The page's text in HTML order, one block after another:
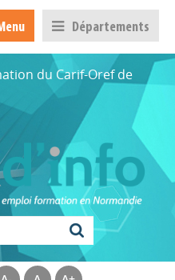
Départements
du Carif-Oref de